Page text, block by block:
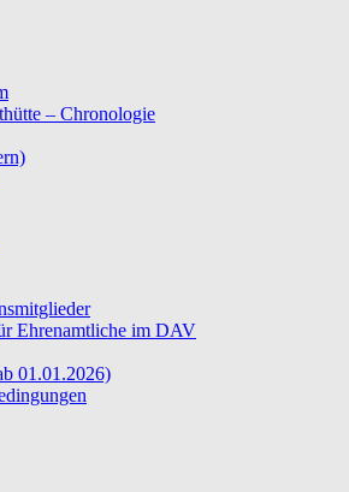
– Chronologie
Ehrenamtliche im DAV
01.01.2026)